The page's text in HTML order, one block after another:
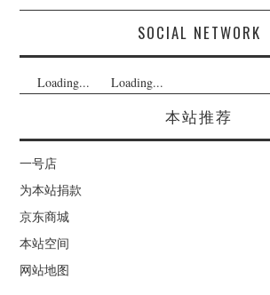
SOCIAL NETWORK
Loading... Loading...
本站推荐
一号店
为本站捐款
京东商城
本站空间
网站地图